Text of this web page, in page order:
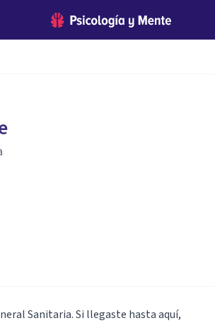
Sanitaria. Si llegaste hasta aquí,